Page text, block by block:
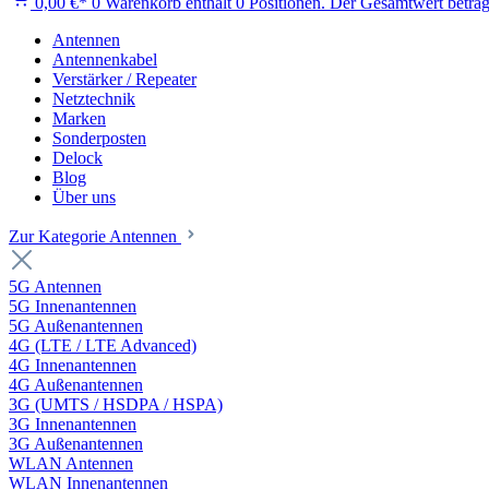
Antennen
Antennenkabel
Verstärker / Repeater
Netztechnik
Marken
Sonderposten
Delock
Blog
Über uns
Zur Kategorie Antennen
5G Antennen
5G Innenantennen
5G Außenantennen
4G (LTE / LTE Advanced)
4G Innenantennen
4G Außenantennen
3G (UMTS / HSDPA / HSPA)
3G Innenantennen
3G Außenantennen
WLAN Antennen
WLAN Innenantennen